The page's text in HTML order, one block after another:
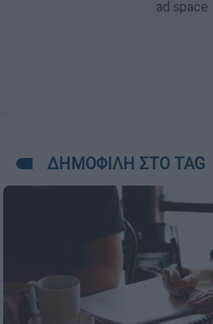
ΔΗΜΟΦΙΛΗ ΣΤΟ TAG